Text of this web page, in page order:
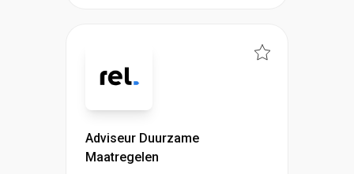
Adviseur Duurzame
Maatregelen